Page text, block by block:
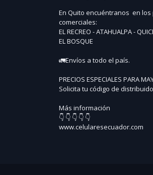
En Quito encuéntranos en
comerciales:
EL RECREO - ATAHUALPA -
EL BOSQUE
🚛Envíos a todo el país.
PRECIOS ESPECIALES PARA
Solicita tu código de
Más información
👇 👇 👇 👇 👇
www.celularesecuador.com